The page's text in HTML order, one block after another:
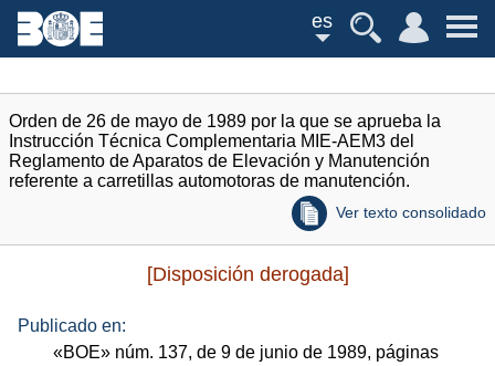
es
Orden de 26 de mayo de 1989 por la que se aprueba la
Instrucción Técnica Complementaria MIE-AEM3 del
Reglamento de Aparatos de Elevación y Manutención
referente a carretillas automotoras de manutención.
Ver texto consolidado
[Disposición derogada]
Publicado en:
«BOE» núm. 137, de 9 de junio de 1989, páginas